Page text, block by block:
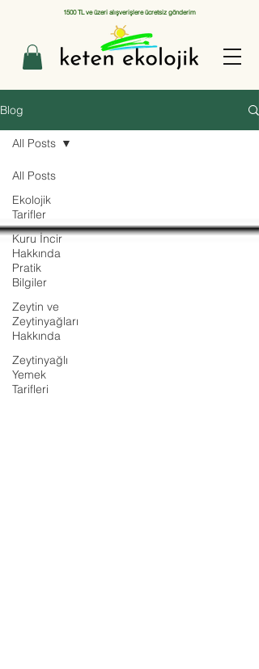
1500 TL ve üzeri alışverişlere ücretsiz gönderim
Blog
All Posts
Ekolojik
Tarifler
Kuru İncir
Hakkında
Pratik
Bilgiler
Zeytin ve
Zeytinyağları
Hakkında
Zeytinyağlı
Yemek
Tarifleri
All Posts